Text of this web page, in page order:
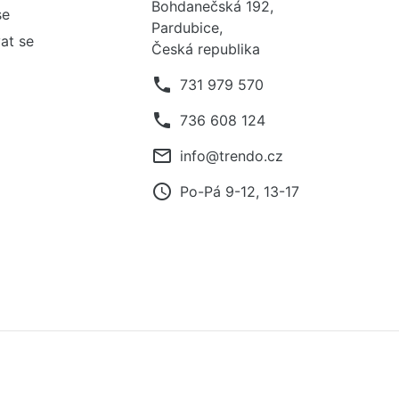
se
Bohdanečská 192,
Pardubice,
Česká republika
phone 731 979 570
phone 736 608 124
mail_outline info@trendo.cz
access_time Po-Pá 9-12, 13-17